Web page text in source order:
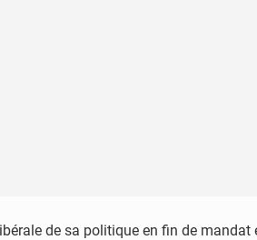
de sa politique en fin de